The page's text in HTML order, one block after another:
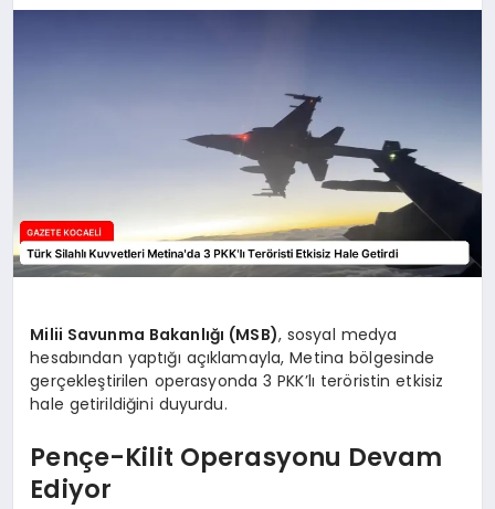
Milii Savunma Bakanlığı (MSB), sosyal medya
hesabından yaptığı açıklamayla, Metina bölgesinde
gerçekleştirilen operasyonda 3 PKK’lı teröristin etkisiz
hale getirildiğini duyurdu.
Pençe-Kilit Operasyonu Devam
Ediyor